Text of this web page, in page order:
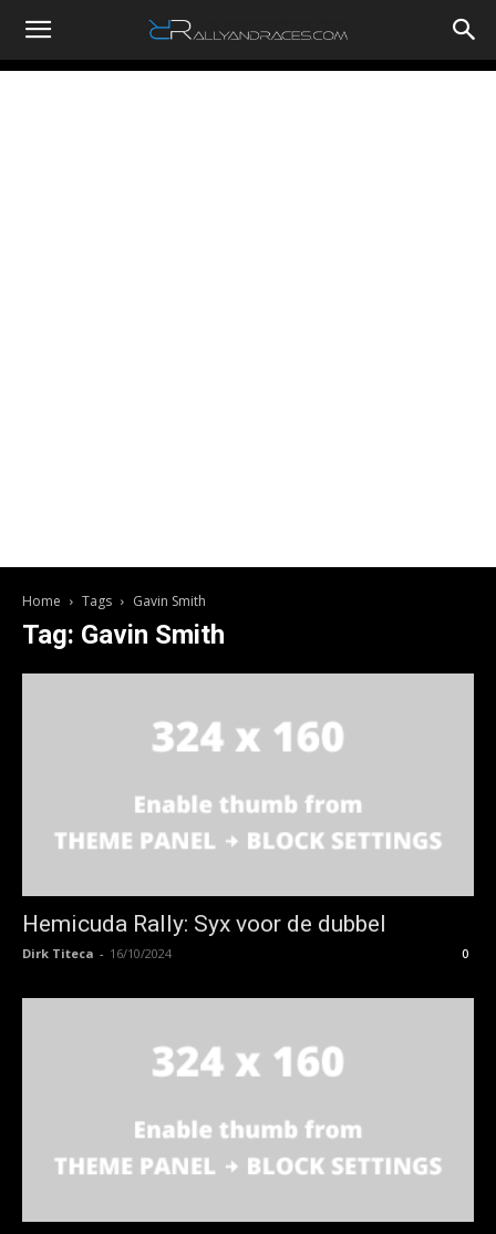
RallyandRaces.com
Home Tags Gavin Smith
Tag: Gavin Smith
Hemicuda Rally: Syx voor de dubbel
Dirk Titeca - 16/10/2024 0